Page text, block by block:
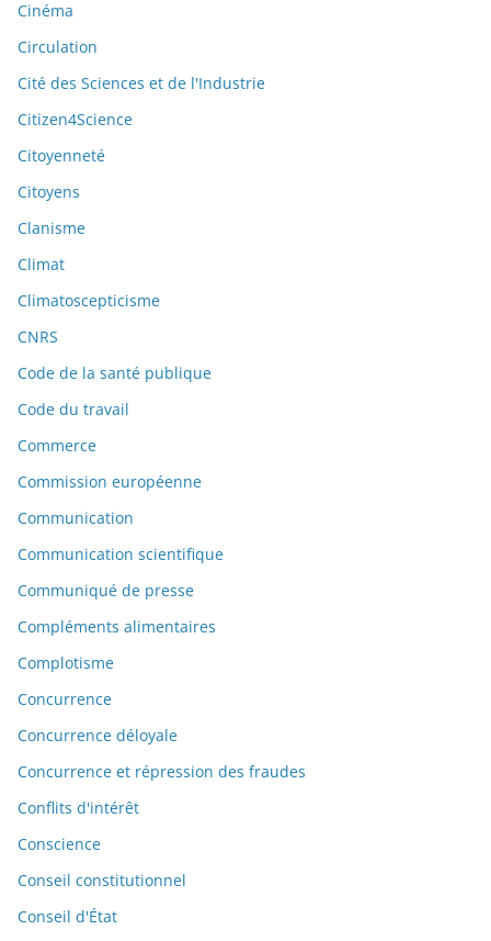
Cinéma
Circulation
Cité des Sciences et de l'Industrie
Citizen4Science
Citoyenneté
Citoyens
Clanisme
Climat
Climatoscepticisme
CNRS
Code de la santé publique
Code du travail
Commerce
Commission européenne
Communication
Communication scientifique
Communiqué de presse
Compléments alimentaires
Complotisme
Concurrence
Concurrence déloyale
Concurrence et répression des fraudes
Conflits d'intérêt
Conscience
Conseil constitutionnel
Conseil d'État